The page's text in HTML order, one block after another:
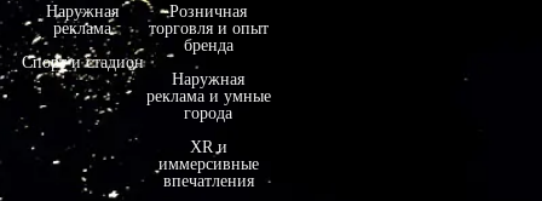
Наружная
реклама
Спорт и стадион
Розничная
торговля и опыт
бренда
Наружная
реклама и умные
города
XR и
иммерсивные
впечатления